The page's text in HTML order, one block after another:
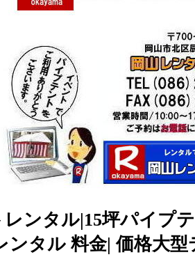
ンタル|15坪パイプ
ンタル 料金| 価格大